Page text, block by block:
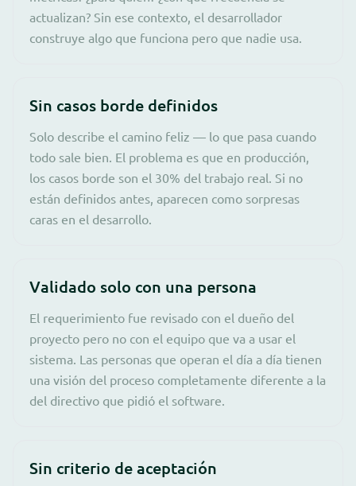
actualizan? Sin ese contexto, el desarrollador
construye algo que funciona pero que nadie usa.
Sin casos borde definidos
Solo describe el camino feliz — lo que pasa cuando
todo sale bien. El problema es que en producción,
los casos borde son el 30% del trabajo real. Si no
están definidos antes, aparecen como sorpresas
caras en el desarrollo.
Validado solo con una persona
El requerimiento fue revisado con el dueño del
proyecto pero no con el equipo que va a usar el
sistema. Las personas que operan el día a día tienen
una visión del proceso completamente diferente a la
del directivo que pidió el software.
Sin criterio de aceptación